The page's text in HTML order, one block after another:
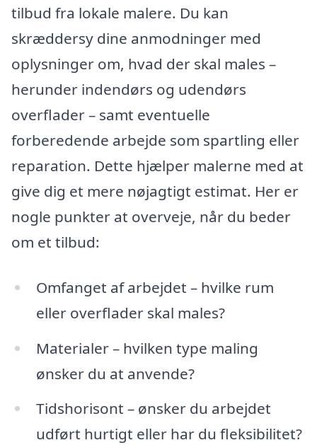
tilbud fra lokale malere. Du kan
skræddersy dine anmodninger med
oplysninger om, hvad der skal males –
herunder indendørs og udendørs
overflader – samt eventuelle
forberedende arbejde som spartling eller
reparation. Dette hjælper malerne med at
give dig et mere nøjagtigt estimat. Her er
nogle punkter at overveje, når du beder
om et tilbud:
Omfanget af arbejdet – hvilke rum
eller overflader skal males?
Materialer – hvilken type maling
ønsker du at anvende?
Tidshorisont – ønsker du arbejdet
udført hurtigt eller har du fleksibilitet?